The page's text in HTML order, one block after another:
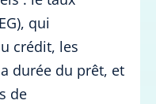
qui
crédit, les
durée du prêt, et
de